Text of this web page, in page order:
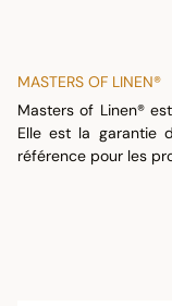
MASTERS OF LINEN®
Masters of Linen®
Elle est la garantie
référence pour les